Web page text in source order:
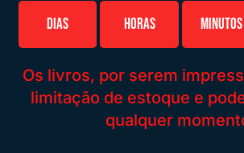
Dias Horas Minutos
Os livros, por serem
limitação de estoque e
qualquer